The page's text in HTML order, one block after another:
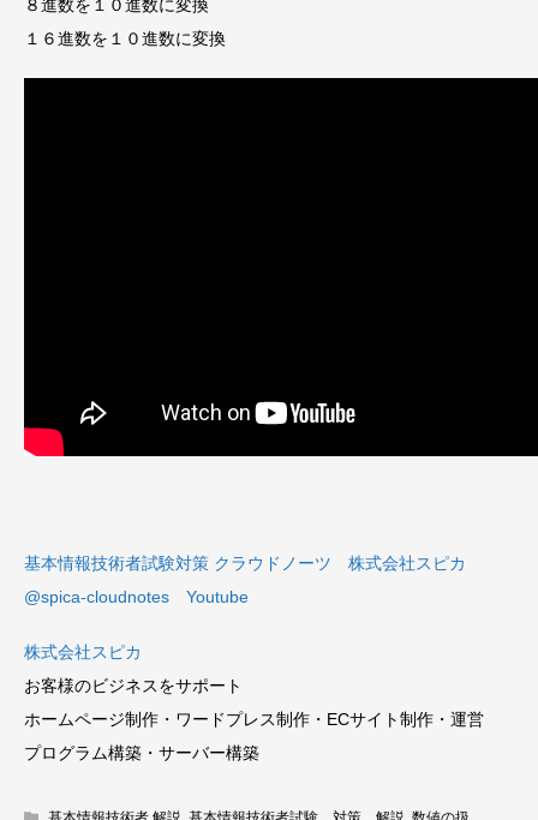
８進数を１０進数に変換
１６進数を１０進数に変換
基本情報技術者試験対策 クラウドノーツ 株式会社スピカ
@spica-cloudnotes Youtube
株式会社スピカ
お客様のビジネスをサポート
ホームページ制作・ワードプレス制作・ECサイト制作・運営
プログラム構築・サーバー構築